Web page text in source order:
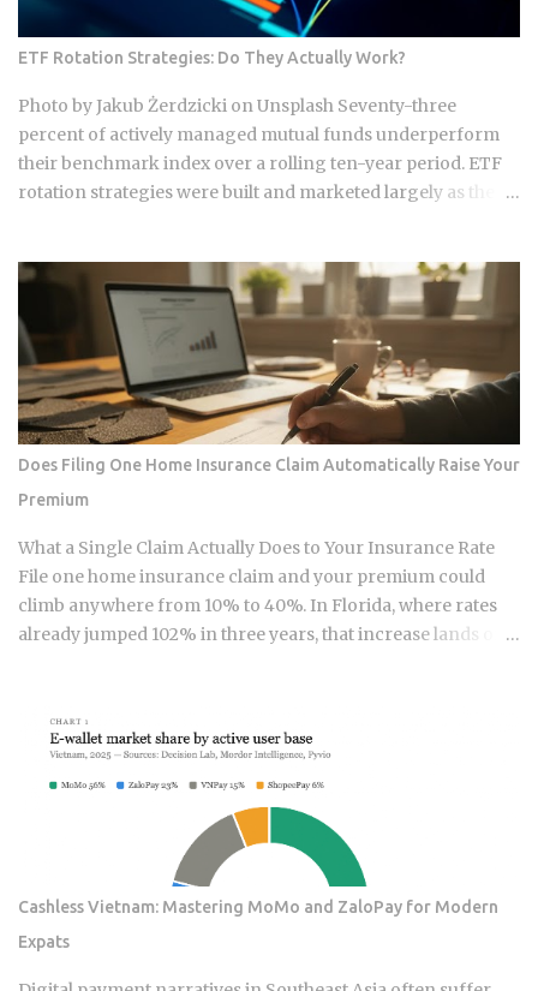
ETF Rotation Strategies: Do They Actually Work?
Photo by Jakub Żerdzicki on Unsplash Seventy-three
percent of actively managed mutual funds underperform
their benchmark index over a rolling ten-year period. ETF
rotation strategies were built and marketed largely as the fix
benefit the providers whether or not the underlying
momentum signal survives contact with real transaction
costs and shifting market conditions. The premise of
rotating toward recent winners is grounded in documented
academic research — but the gap between that research
and what any specific product actually delivers is exactly
what this post works through. Since ETFs proliferated after
2008, the industry has packaged rotation logic into
hundreds of products. Robo-advisors, tactical allocation
funds, subscription-based quant newsletters — all of them
sell some variation of the same idea. Understanding the
underlying mechanics, separately from the produ...
Does Filing One Home Insurance Claim Automatically Raise Your
Premium
What a Single Claim Actually Does to Your Insurance Rate
File one home insurance claim and your premium could
climb anywhere from 10% to 40%. In Florida, where rates
already jumped 102% in three years, that increase lands on
hike, or is your risk profile doing most of the damage?
Insurers price risk using claims data, credit-based
insurance scores, home age, and location, all blended
together. A single claim can push your premium up 10% to
40% , and where you land in that range depends heavily on
what kind of loss you filed. You won't see the increase right
away. It shows up at policy renewal , not the moment the
claim gets paid. Claims history sticks around on your record
for years. Even after the repair is long finished, that claim
can still be quietly pushing your rate up. Not all claims are
Cashless Vietnam: Mastering MoMo and ZaloPay for Modern
Expats